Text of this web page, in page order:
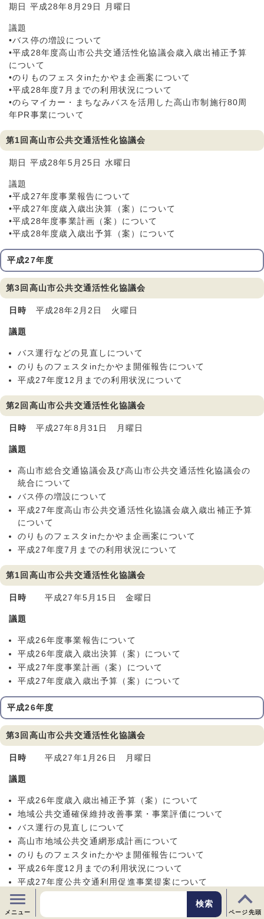
期日 平成28年8月29日 月曜日
議題
•バス停の増設について
•平成28年度高山市公共交通活性化協議会歳入歳出補正予算
について
•のりものフェスタinたかやま企画案について
•平成28年度7月までの利用状況について
•のらマイカー・まちなみバスを活用した高山市制施行80周
年PR事業について
第1回高山市公共交通活性化協議会
期日 平成28年5月25日 水曜日
議題
•平成27年度事業報告について
•平成27年度歳入歳出決算（案）について
•平成28年度事業計画（案）について
•平成28年度歳入歳出予算（案）について
平成27年度
第3回高山市公共交通活性化協議会
日時 平成28年2月2日 火曜日
議題
バス運行などの見直しについて
のりものフェスタinたかやま開催報告について
平成27年度12月までの利用状況について
第2回高山市公共交通活性化協議会
日時 平成27年8月31日 月曜日
議題
高山市総合交通協議会及び高山市公共交通活性化協議会の
統合について
バス停の増設について
平成27年度高山市公共交通活性化協議会歳入歳出補正予算
について
のりものフェスタinたかやま企画案について
平成27年度7月までの利用状況について
第1回高山市公共交通活性化協議会
日時 平成27年5月15日 金曜日
議題
平成26年度事業報告について
平成26年度歳入歳出決算（案）について
平成27年度事業計画（案）について
平成27年度歳入歳出予算（案）について
平成26年度
第3回高山市公共交通活性化協議会
日時 平成27年1月26日 月曜日
議題
平成26年度歳入歳出補正予算（案）について
地域公共交通確保維持改善事業・事業評価について
バス運行の見直しについて
高山市地域公共交通網形成計画について
のりものフェスタinたかやま開催報告について
平成26年度12月までの利用状況について
平成27年度公共交通利用促進事業提案について
第2回高山市公共交通活性化協議会
メニュー ページ先頭